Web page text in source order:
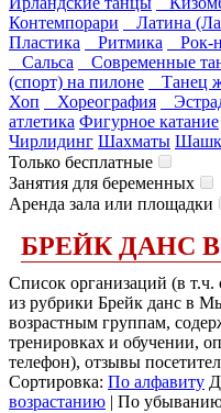
Контемпорари
Латина
Пластика
Ритмика Рок-
Сальса
Современные
(спорт) на пилоне
Танец
Хоп
Хореография
атлетика Фигурное катание
Чирлидинг Шахматы
Только бесплатные
Занятия для беременных
Аренда зала или площадки
БРЕЙК ДАНС
Список организаций (в
из рубрики Брейк данс в
возрастным группам,
тренировках и обучении,
телефон), отзывы
Сортировка: По алфавиту
возрастанию | По